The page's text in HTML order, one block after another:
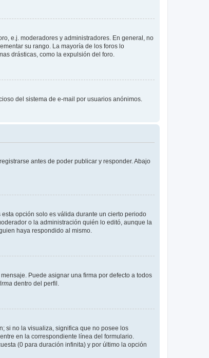
e.j. moderadores y administradores. En general, no
su rango. La mayoría de los foros lo
drásticas, como la expulsión del foro.
del sistema de e-mail por usuarios anónimos.
antes de poder publicar y responder. Abajo
opción solo es válida durante un cierto periodo
o la administración quién lo editó, aunque la
haya respondido al mismo.
Puede asignar una firma por defecto a todos
dentro del perfil.
si no la visualiza, significa que no posee los
en la correspondiente línea del formulario.
(0 para duración infinita) y por último la opción